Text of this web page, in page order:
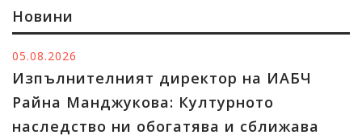
Новини
05.08.2026
Изпълнителният директор на ИАБЧ
Райна Манджукова: Културното
наследство ни обогатява и сближава